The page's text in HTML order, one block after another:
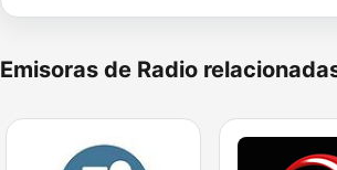
Emisoras de Radio